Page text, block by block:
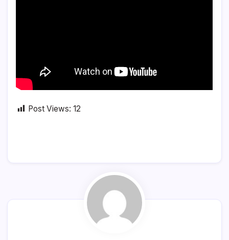
Post Views: 12